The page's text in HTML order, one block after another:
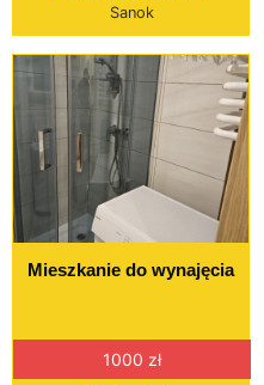
Sanok
Mieszkanie do wynajęcia
1000 zł